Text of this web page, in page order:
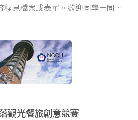
方式： (一)填寫
ZyvyA3下載商業計畫書撰寫格
、69329 E-
程見檔案或表單。歡迎同學一同參
觀光餐旅創意競賽